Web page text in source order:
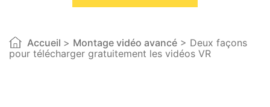
Accueil > Montage vidéo avancé > Deux façons
pour télécharger gratuitement les vidéos VR